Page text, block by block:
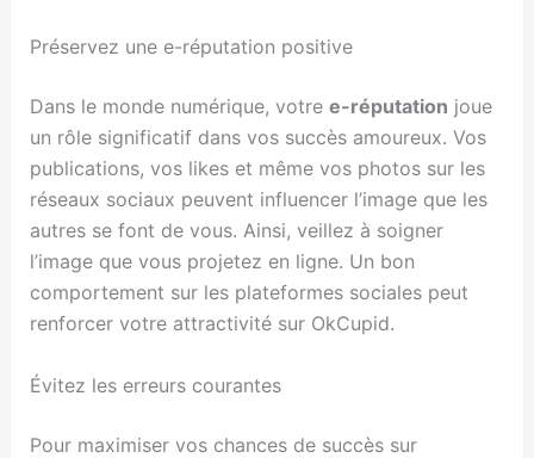
Préservez une e-réputation positive
Dans le monde numérique, votre e-réputation joue
un rôle significatif dans vos succès amoureux. Vos
publications, vos likes et même vos photos sur les
réseaux sociaux peuvent influencer l’image que les
autres se font de vous. Ainsi, veillez à soigner
l’image que vous projetez en ligne. Un bon
comportement sur les plateformes sociales peut
renforcer votre attractivité sur OkCupid.
Évitez les erreurs courantes
Pour maximiser vos chances de succès sur